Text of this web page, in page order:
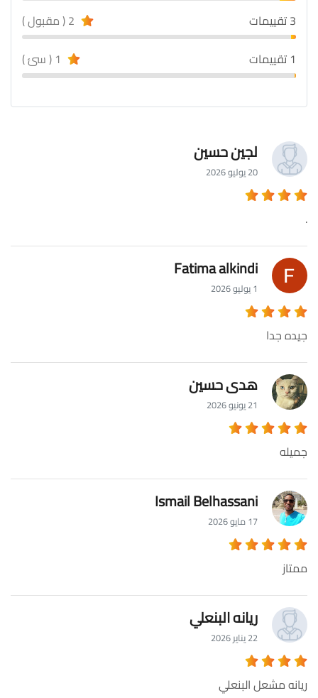
3 تقييمات
1 تقييمات
لجين حسين
20 يوليو 2026
.
Fatima alkindi
1 يوليو 2026
جيده جدا
هدى حسين
21 يونيو 2026
جميله
Ismail Belhassani
17 مايو 2026
ممتاز
ريانه البنعلي
22 يناير 2026
ريانه مشعل البنعلي